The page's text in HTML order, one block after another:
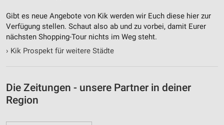
Gibt es neue Angebote von Kik werden wir Euch diese hier zur
Verfügung stellen. Schaut also ab und zu vorbei, damit Eurer
nächsten Shopping-Tour nichts im Weg steht.
› Kik Prospekt für weitere Städte
Die Zeitungen - unsere Partner in deiner
Region